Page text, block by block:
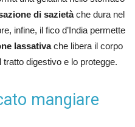
di sazietàche dura nel
infine, il fico d’India permette
lassativache libera il corpo
digestivo e lo protegge.
mangiare